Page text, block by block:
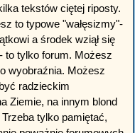
tekstów ciętej riposty.
to typowe "wałęsizmy"-
a środek wziął się
to tylko forum. Możesz
wyobraźnia. Możesz
radzieckim
Ziemie, na innym blond
tylko pamiętać,